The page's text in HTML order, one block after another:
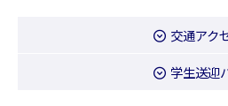
交通アク
学生送迎